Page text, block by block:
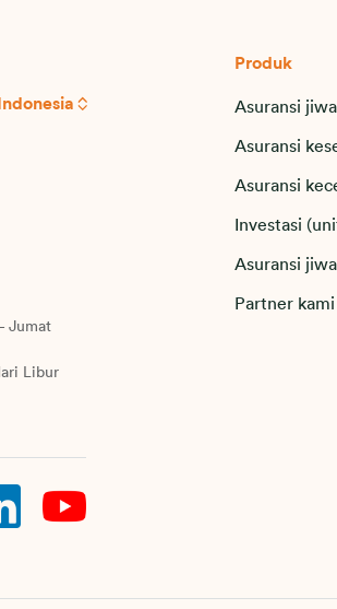
Indonesia
Jumat
Libur
Produk
Asuransi jiwa
Asuransi
Asuransi
Investasi
Asuransi
Partner kami